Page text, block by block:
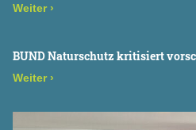
Weiter ›
BUND Naturschutz kritisiert
Weiter ›